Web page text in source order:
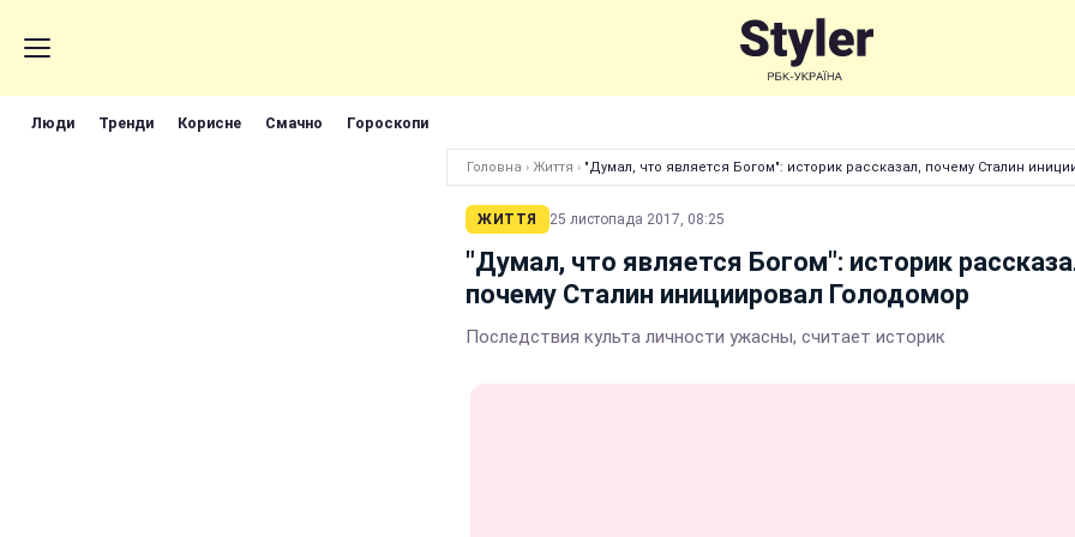
Люди Тренди Корисне Смачно Гороскопи
Головна › Життя › "Думал, что является Богом": историк рассказал, почему Сталин
ЖИТТЯ 25 листопада 2017, 08:25
"Думал, что является Богом": историк
почему Сталин инициировал Голодомор
Последствия культа личности ужасны, считает историк